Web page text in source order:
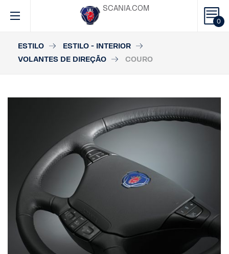
0
SCANIA.COM
ESTILO
ESTILO - INTERIOR
VOLANTES DE DIREÇÃO
COURO